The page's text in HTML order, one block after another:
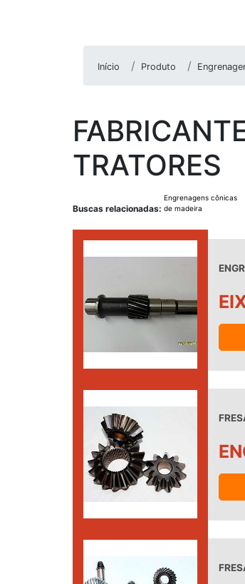
Início Produto
TRATORES
Buscas relacionadas:
Engrenagens cônicas
de madeira